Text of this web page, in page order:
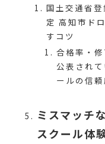
国土交通省
定 高知市ド
すコツ
合格率・
公表され
ールの信
ミスマッチ
スクール体